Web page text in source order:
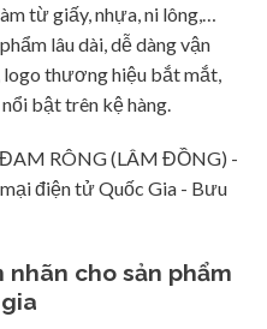
từ giấy, nhựa, ni lông,…
lâu dài, dễ dàng vận
logo thương hiệu bắt mắt,
bật trên kệ hàng.
nhãn cho sản phẩm